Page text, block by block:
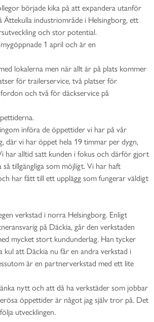
började kika på att expandera utanför
industriområde i Helsingborg, ett
och stor potential.
1 april och är en
lokalerna men när allt är på plats kommer
för trailerservice, två platser för
och två för däckservice på
införa de öppettider vi har på vår
där vi har öppet hela 19 timmar per dygn,
har alltid satt kunden i fokus och därför gjort
tillgängliga som möjligt. Vi har haft
har fått till ett upplägg som fungerar väldigt
verkstad i norra Helsingborg. Enligt
på Däckia, går den verkstaden
mycket stort kundunderlag. Han tycker
att Däckia nu får en andra verkstad i
är en partnerverkstad med ett lite
nytt och att då ha verkstäder som jobbar
öppettider är något jag själv tror på. Det
utvecklingen.